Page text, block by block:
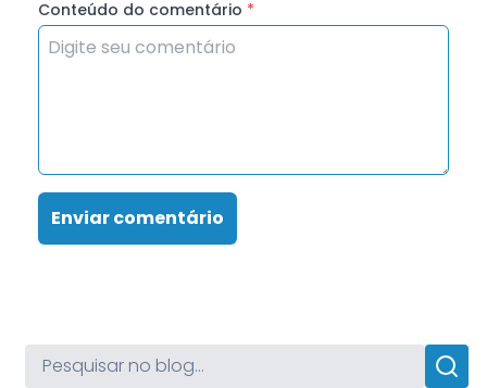
Conteúdo do comentário *
Enviar comentário